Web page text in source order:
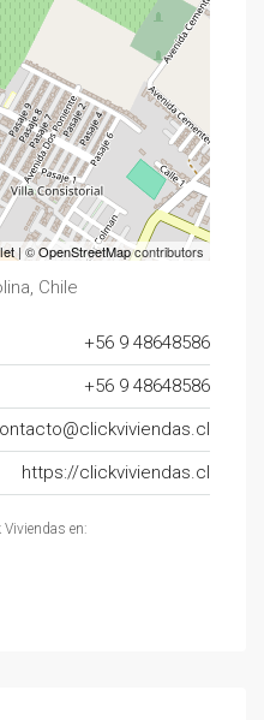
| ©OpenStreetMapcontributors
Chile
+56 9 48648586
+56 9 48648586
https://clickviviendas.cl
en: